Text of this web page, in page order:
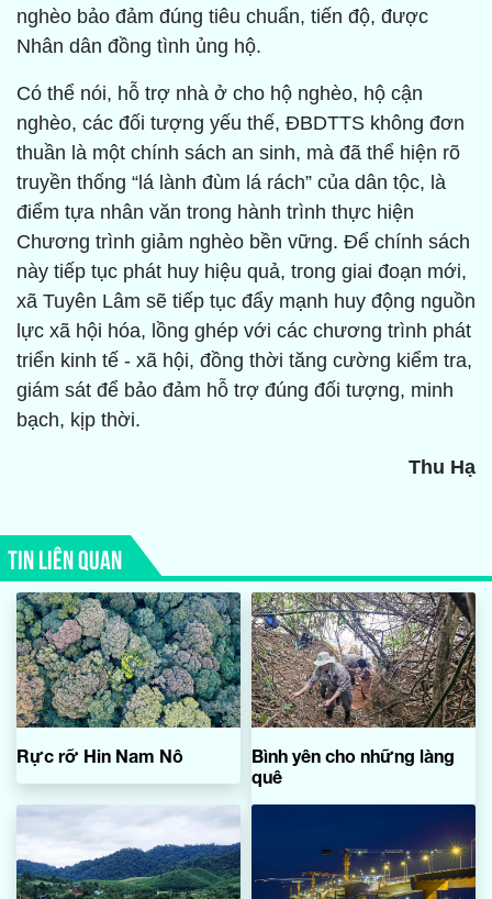
nghèo bảo đảm đúng tiêu chuẩn, tiến độ, được
Nhân dân đồng tình ủng hộ.
Có thể nói, hỗ trợ nhà ở cho hộ nghèo, hộ cận
nghèo, các đối tượng yếu thế, ĐBDTTS không đơn
thuần là một chính sách an sinh, mà đã thể hiện rõ
truyền thống “lá lành đùm lá rách” của dân tộc, là
điểm tựa nhân văn trong hành trình thực hiện
Chương trình giảm nghèo bền vững. Để chính sách
này tiếp tục phát huy hiệu quả, trong giai đoạn mới,
xã Tuyên Lâm sẽ tiếp tục đẩy mạnh huy động nguồn
lực xã hội hóa, lồng ghép với các chương trình phát
triển kinh tế - xã hội, đồng thời tăng cường kiểm tra,
giám sát để bảo đảm hỗ trợ đúng đối tượng, minh
bạch, kịp thời.
Thu Hạ
TIN LIÊN QUAN
Rực rỡ Hin Nam Nô
Bình yên cho những làng
quê